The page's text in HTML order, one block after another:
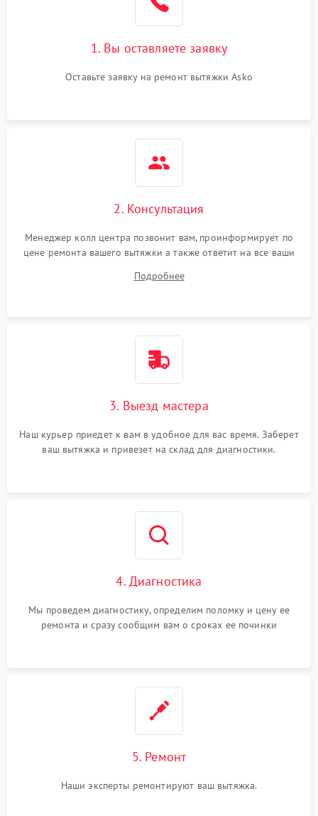
1. Вы оставляете заявку
Оставьте заявку на ремонт вытяжки Asko
2. Консультация
Менеджер колл центра позвонит вам, проинформирует по
цене ремонта вашего вытяжки а также ответит на все ваши
Подробнее
3. Выезд мастера
Наш курьер приедет к вам в удобное для вас время. Заберет
ваш вытяжка и привезет на склад для диагностики.
4. Диагностика
Мы проведем диагностику, определим поломку и цену ее
ремонта и сразу сообщим вам о сроках ее починки
5. Ремонт
Наши эксперты ремонтируют ваш вытяжка.